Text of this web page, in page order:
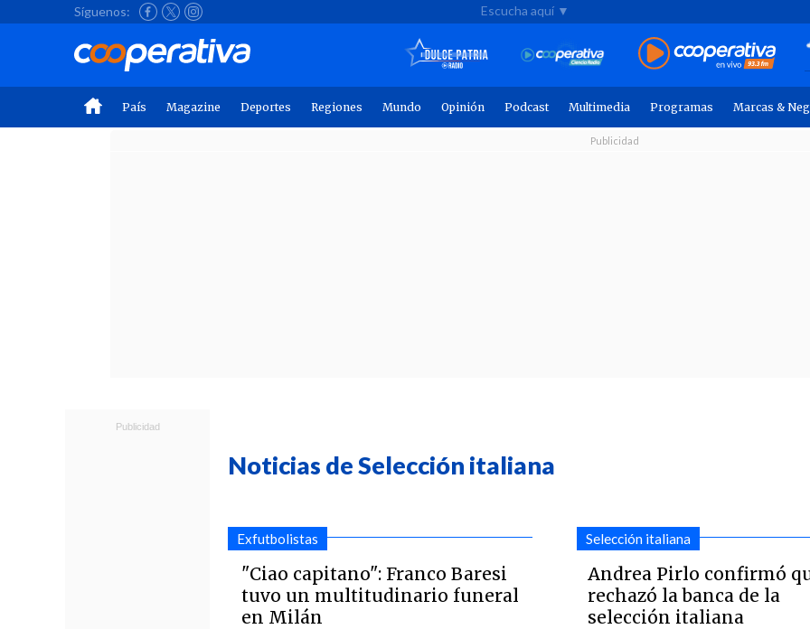
Síguenos: Escucha aquí ▼
País Magazine Deportes Regiones Mundo Opinión Podcast Multimedia Programas Marcas &
Noticias de Selección italiana
Exfutbolistas
"Ciao capitano": Franco Baresi
tuvo un multitudinario funeral
en Milán
Selección italiana
Andrea Pirlo confirmó
rechazó la banca de la
selección italiana